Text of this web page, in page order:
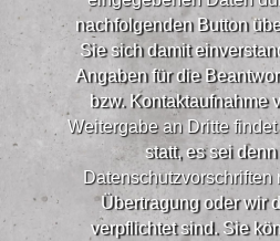
nachfolgenden Button
Sie sich damit
Angaben für die
bzw. Kontaktaufnahme
Weitergabe an Dritte
statt, es sei
Datenschutzvorschriften
Übertragung oder wir
verpflichtet sind. Sie